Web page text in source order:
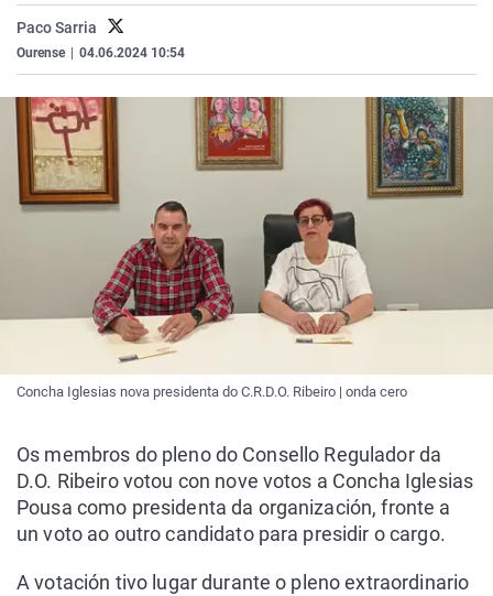
Como el perro y el
Equipo de
Operación Viuda
La Rioja
Navarra
País Vasco
Elecciones
Paco Sarria
Ourense 04.06.2024 10:54
Concha Iglesias nova presidenta do C.R.D.O. Ribeiro | onda cero
Os membros do pleno do Consello Regulador da
D.O. Ribeiro votou con nove votos a Concha Iglesias
Pousa como presidenta da organización, fronte a
un voto ao outro candidato para presidir o cargo.
A votación tivo lugar durante o pleno extraordinario